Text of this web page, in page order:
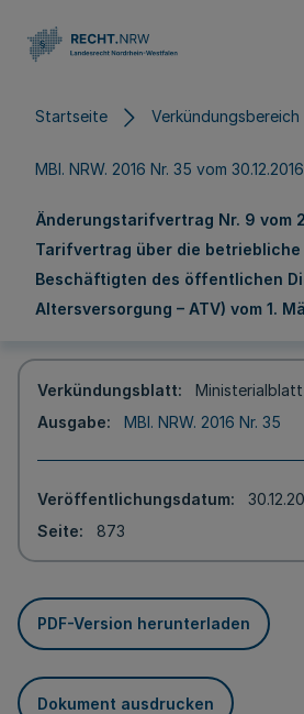
Startseite Verkündungsbereich
MBl. NRW. 2016 Nr. 35 vom 30.12.2016
Änderungstarifvertrag Nr. 9 vom
Tarifvertrag über die
Beschäftigten des öffentlichen
Altersversorgung – ATV) vom 1.
Verkündungsblatt
Ministerialblatt
Ausgabe
MBl. NRW. 2016 Nr. 35
Veröffentlichungsdatum
Seite
873
PDF-Version herunterladen
Dokument ausdrucken